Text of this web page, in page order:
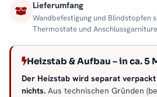
Lieferumfang
Wandbefestigung und Blindstopfen
Thermostate und
Heizstab & Aufbau – in ca.
Der Heizstab wird separat
nichts. Aus technischen Gründen